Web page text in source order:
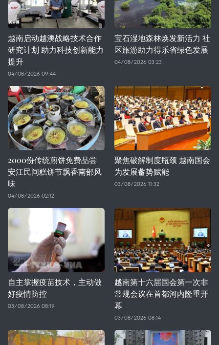
越南启动越澳战略技术合作
研究计划 助力科技创新能力
提升
04/08/2026 09:44
宝石湿地森林焕发新活力 社
区旅游助力得乐省绿色发展
04/08/2026 03:23
2000份传统煎饼免费品尝
安江民间糕饼节飘香南部风
味
04/08/2026 02:12
聚焦破解制度瓶颈 越南国会
为发展蓄势赋能
03/08/2026 11:32
自主掌握疫苗技术，主动做
好疫情防控
03/08/2026 08:19
越南第十六届国会第一次非
常规会议在首都河内隆重开
幕
03/08/2026 08:14